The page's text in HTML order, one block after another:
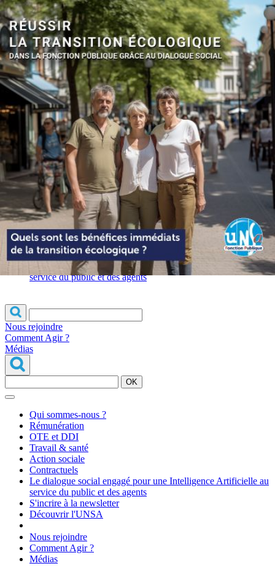
Qui
sommes-
nous ?
S'inscrire à
la
newsletter
Découvrir
l'UNSA
Rémunération
|
OTE et DDI
|
Travail & santé
|
Action sociale
|
Contractuels
|
Le dialogue social engagé pour une Intelligence Artificielle au
service du public et des agents
Nous rejoindre
Comment Agir ?
Médias
OK
Qui sommes-nous ?
Rémunération
OTE et DDI
Travail & santé
Action sociale
Contractuels
Le dialogue social engagé pour une Intelligence Artificielle au
service du public et des agents
S'incrire à la newsletter
Découvrir l'UNSA
Nous rejoindre
Comment Agir ?
Médias